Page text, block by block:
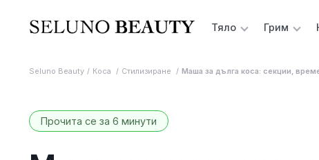
Тяло Грим
Seluno Beauty Коса Стилизиране Маша за дълга коса: секции,
Прочита се за 6 минути